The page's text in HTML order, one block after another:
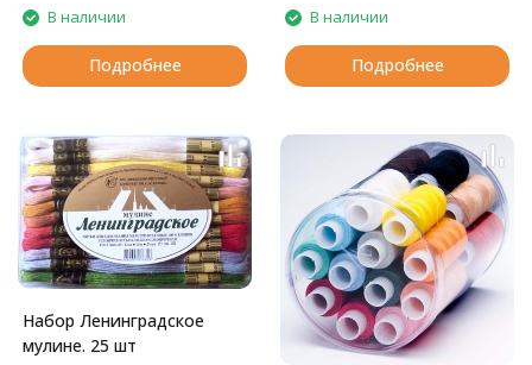
В наличии
Подробнее
В наличии
Подробнее
Набор Ленинградское
мулине. 25 шт